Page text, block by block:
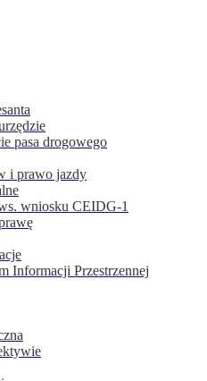
pasa drogowego
i prawo jazdy
wniosku CEIDG-1
Informacji Przestrzennej